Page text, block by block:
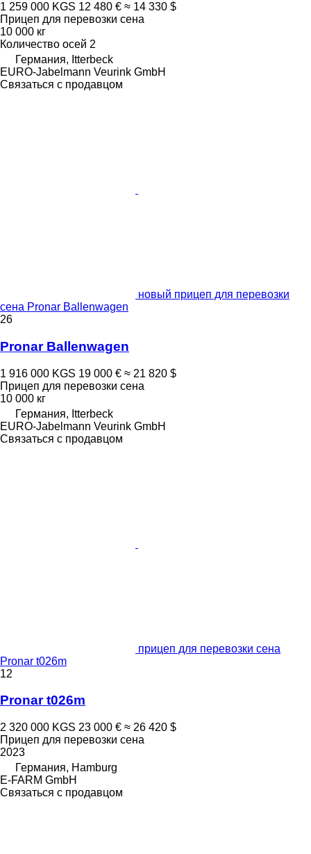
1 259 000 KGS 12 480 € ≈ 14 330 $
Прицеп для перевозки сена
10 000 кг
Количество осей 2
Германия, Itterbeck
EURO-Jabelmann Veurink GmbH
Связаться с продавцом
новый прицеп для перевозки
сена Pronar Ballenwagen
26
Pronar Ballenwagen
1 916 000 KGS 19 000 € ≈ 21 820 $
Прицеп для перевозки сена
10 000 кг
Германия, Itterbeck
EURO-Jabelmann Veurink GmbH
Связаться с продавцом
прицеп для перевозки сена
Pronar t026m
12
Pronar t026m
2 320 000 KGS 23 000 € ≈ 26 420 $
Прицеп для перевозки сена
2023
Германия, Hamburg
E-FARM GmbH
Связаться с продавцом